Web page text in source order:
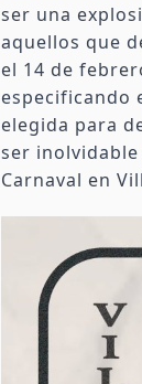
ser una
aquellos que
el 14 de
especificando
elegida para
ser
Carnaval en